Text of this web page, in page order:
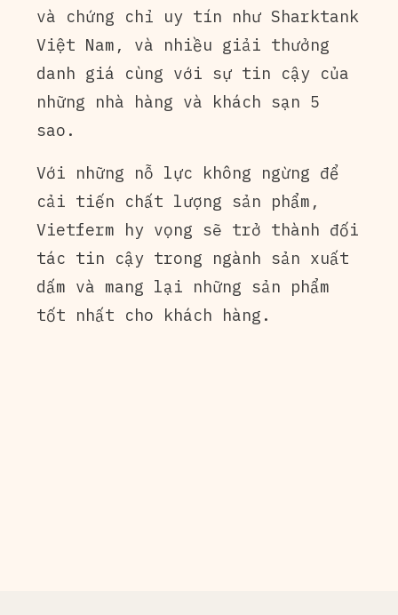
và chứng chỉ uy tín như Sharktank
Việt Nam, và nhiều giải thưởng
danh giá cùng với sự tin cậy của
những nhà hàng và khách sạn 5
sao.
Với những nỗ lực không ngừng để
cải tiến chất lượng sản phẩm,
Vietferm hy vọng sẽ trở thành đối
tác tin cậy trong ngành sản xuất
dấm và mang lại những sản phẩm
tốt nhất cho khách hàng.